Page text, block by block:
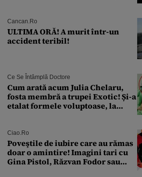
Cancan.ro
ULTIMA ORĂ! A murit într-un
accident teribil!
Ce Se Întâmplă Doctore
Cum arată acum Julia Chelaru,
fosta membră a trupei Exotic! Și-a
etalat formele voluptoase, la
Ciao.ro
Poveştile de iubire care au rămas
doar o amintire! Imagini tari cu
Gina Pistol, Răzvan Fodor sau